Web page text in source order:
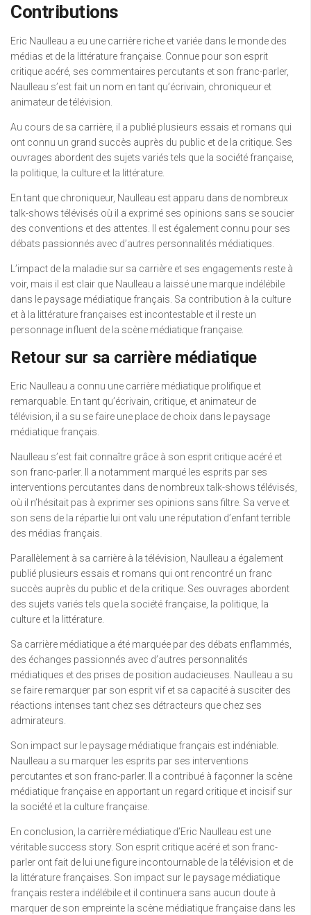
Contributions
Eric Naulleau a eu une carrière riche et variée dans le monde des
médias et de la littérature française. Connue pour son esprit
critique acéré, ses commentaires percutants et son franc-parler,
Naulleau s’est fait un nom en tant qu’écrivain, chroniqueur et
animateur de télévision.
Au cours de sa carrière, il a publié plusieurs essais et romans qui
ont connu un grand succès auprès du public et de la critique. Ses
ouvrages abordent des sujets variés tels que la société française,
la politique, la culture et la littérature.
En tant que chroniqueur, Naulleau est apparu dans de nombreux
talk-shows télévisés où il a exprimé ses opinions sans se soucier
des conventions et des attentes. Il est également connu pour ses
débats passionnés avec d’autres personnalités médiatiques.
L’impact de la maladie sur sa carrière et ses engagements reste à
voir, mais il est clair que Naulleau a laissé une marque indélébile
dans le paysage médiatique français. Sa contribution à la culture
et à la littérature françaises est incontestable et il reste un
personnage influent de la scène médiatique française.
Retour sur sa carrière médiatique
Eric Naulleau a connu une carrière médiatique prolifique et
remarquable. En tant qu’écrivain, critique, et animateur de
télévision, il a su se faire une place de choix dans le paysage
médiatique français.
Naulleau s’est fait connaître grâce à son esprit critique acéré et
son franc-parler. Il a notamment marqué les esprits par ses
interventions percutantes dans de nombreux talk-shows télévisés,
où il n’hésitait pas à exprimer ses opinions sans filtre. Sa verve et
son sens de la répartie lui ont valu une réputation d’enfant terrible
des médias français.
Parallèlement à sa carrière à la télévision, Naulleau a également
publié plusieurs essais et romans qui ont rencontré un franc
succès auprès du public et de la critique. Ses ouvrages abordent
des sujets variés tels que la société française, la politique, la
culture et la littérature.
Sa carrière médiatique a été marquée par des débats enflammés,
des échanges passionnés avec d’autres personnalités
médiatiques et des prises de position audacieuses. Naulleau a su
se faire remarquer par son esprit vif et sa capacité à susciter des
réactions intenses tant chez ses détracteurs que chez ses
admirateurs.
Son impact sur le paysage médiatique français est indéniable.
Naulleau a su marquer les esprits par ses interventions
percutantes et son franc-parler. Il a contribué à façonner la scène
médiatique française en apportant un regard critique et incisif sur
la société et la culture française.
En conclusion, la carrière médiatique d’Eric Naulleau est une
véritable success story. Son esprit critique acéré et son franc-
parler ont fait de lui une figure incontournable de la télévision et de
la littérature françaises. Son impact sur le paysage médiatique
français restera indélébile et il continuera sans aucun doute à
marquer de son empreinte la scène médiatique française dans les